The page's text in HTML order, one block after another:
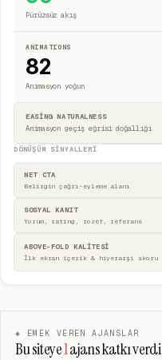
Pürüzsüz akış
ANIMATIONS
82
Animasyon yoğun
EASING NATURALNESS
Animasyon geçiş eğrisi doğallığı
DÖNÜŞÜM SINYALLERI
NET CTA
Belirgin çağrı-eyleme alanı
SOSYAL KANIT
Yorum, rating, rozet, referans
ABOVE-FOLD KALİTESİ
İlk ekran içerik & hiyerarşi skoru
◈ EMEK VEREN AJANSLAR
Bu siteye1ajans katkı verdi